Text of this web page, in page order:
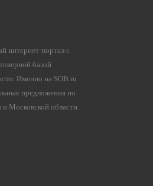
интернет-портал с
базой
Именно на SOB.ru
предложения по
Московской области.